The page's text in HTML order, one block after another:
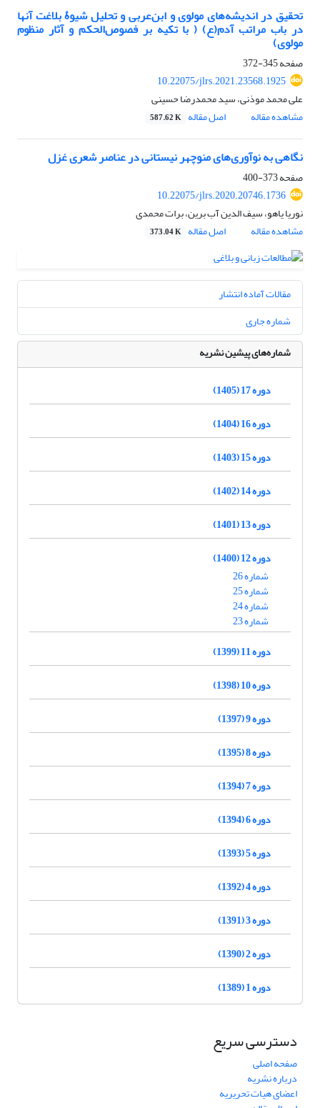
تحقیق در اندیشه‌های مولوی و ابن‌عربی و تحلیل شیوۀ بلاغت آنها
در باب مراتب آدم(ع) ( با تکیه بر فصوص‌الحکم و آثار منظوم
مولوی)
صفحه345-372
10.22075/jlrs.2021.23568.1925
علی محمد موذنی، سید محمدرضا حسینی
مشاهده مقاله
اصل مقاله 587.62 K
نگاهی به نوآوری‌های منوچهر نیستانی در عناصر شعری غزل
صفحه373-400
10.22075/jlrs.2020.20746.1736
نوریا یاهو، سیف الدین آب برین، برات محمدی
مشاهده مقاله
اصل مقاله 373.04 K
مقالات آماده انتشار
شماره جاری
شماره‌های پیشین نشریه
دوره 17 (1405)
دوره 16 (1404)
دوره 15 (1403)
دوره 14 (1402)
دوره 13 (1401)
دوره 12 (1400)
شماره 26
شماره 25
شماره 24
شماره 23
دوره 11 (1399)
دوره 10 (1398)
دوره 9 (1397)
دوره 8 (1395)
دوره 7 (1394)
دوره 6 (1394)
دوره 5 (1393)
دوره 4 (1392)
دوره 3 (1391)
دوره 2 (1390)
دوره 1 (1389)
دسترسی سریع
صفحه اصلی
درباره نشریه
اعضای هیات تحریریه